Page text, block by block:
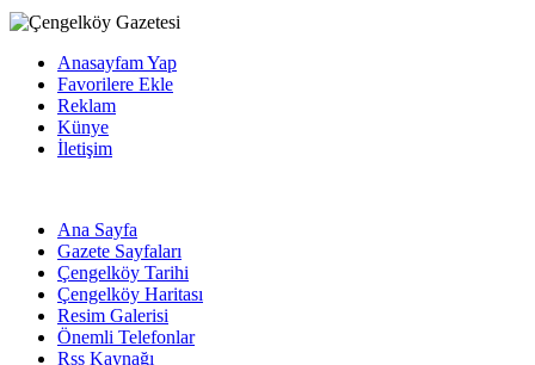
Anasayfam Yap
Favorilere Ekle
Reklam
Künye
İletişim
Ana Sayfa
Gazete Sayfaları
Çengelköy Tarihi
Çengelköy Haritası
Resim Galerisi
Önemli Telefonlar
Rss Kaynağı